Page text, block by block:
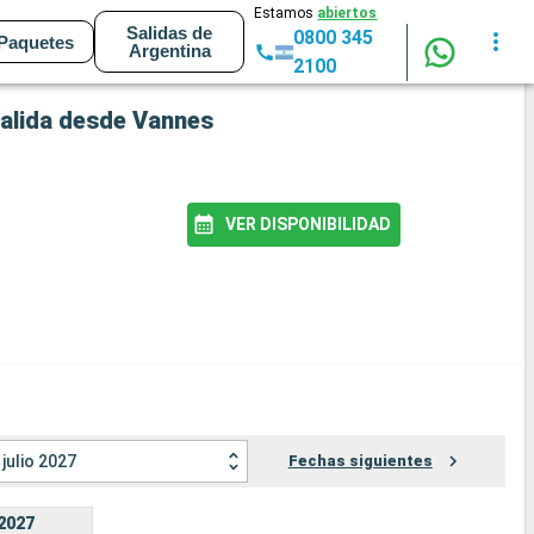
Salidas de
Argentina
Estamos abiertos
0800 345
2100
desde Vannes
VER DISPONIBILIDAD
julio 2027 Fechas siguientes